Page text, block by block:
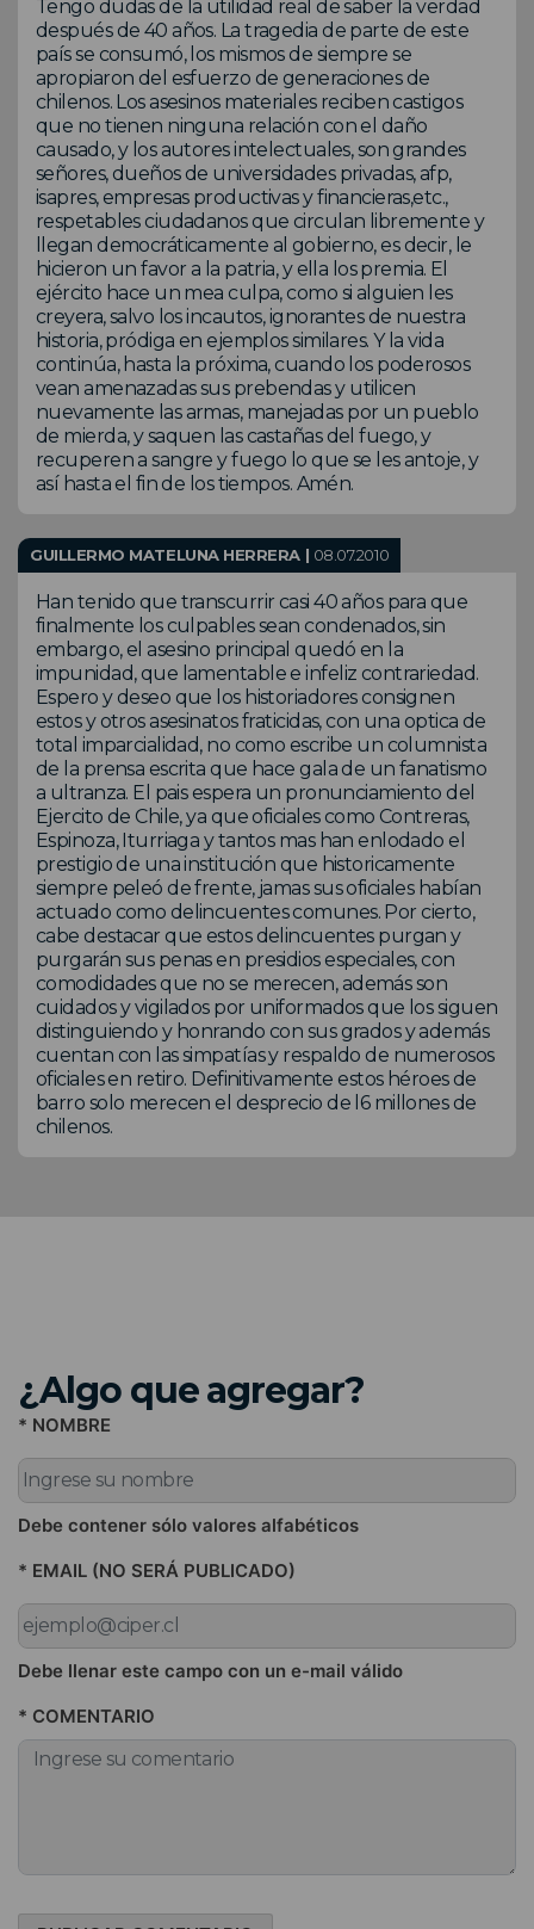
Tengo dudas de la utilidad real de saber la verdad
después de 40 años. La tragedia de parte de este
país se consumó, los mismos de siempre se
apropiaron del esfuerzo de generaciones de
chilenos. Los asesinos materiales reciben castigos
que no tienen ninguna relación con el daño
causado, y los autores intelectuales, son grandes
señores, dueños de universidades privadas, afp,
isapres, empresas productivas y financieras,etc.,
respetables ciudadanos que circulan libremente y
llegan democráticamente al gobierno, es decir, le
hicieron un favor a la patria, y ella los premia. El
ejército hace un mea culpa, como si alguien les
creyera, salvo los incautos, ignorantes de nuestra
historia, pródiga en ejemplos similares. Y la vida
continúa, hasta la próxima, cuando los poderosos
vean amenazadas sus prebendas y utilicen
nuevamente las armas, manejadas por un pueblo
de mierda, y saquen las castañas del fuego, y
recuperen a sangre y fuego lo que se les antoje, y
así hasta el fin de los tiempos. Amén.
GUILLERMO MATELUNA HERRERA | 08.07.2010
Han tenido que transcurrir casi 40 años para que
finalmente los culpables sean condenados, sin
embargo, el asesino principal quedó en la
impunidad, que lamentable e infeliz contrariedad.
Espero y deseo que los historiadores consignen
estos y otros asesinatos fraticidas, con una optica de
total imparcialidad, no como escribe un columnista
de la prensa escrita que hace gala de un fanatismo
a ultranza. El pais espera un pronunciamiento del
Ejercito de Chile, ya que oficiales como Contreras,
Espinoza, Iturriaga y tantos mas han enlodado el
prestigio de una institución que historicamente
siempre peleó de frente, jamas sus oficiales habían
actuado como delincuentes comunes. Por cierto,
cabe destacar que estos delincuentes purgan y
purgarán sus penas en presidios especiales, con
comodidades que no se merecen, además son
cuidados y vigilados por uniformados que los siguen
distinguiendo y honrando con sus grados y además
cuentan con las simpatías y respaldo de numerosos
oficiales en retiro. Definitivamente estos héroes de
barro solo merecen el desprecio de l6 millones de
chilenos.
¿Algo que agregar?
* NOMBRE
Debe contener sólo valores alfabéticos
* EMAIL (NO SERÁ PUBLICADO)
Debe llenar este campo con un e-mail válido
* COMENTARIO